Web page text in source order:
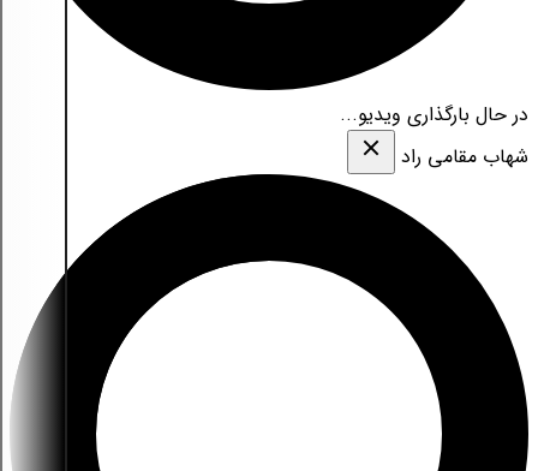
در حال بارگذاری ویدیو...
شهاب مقامی‌ راد